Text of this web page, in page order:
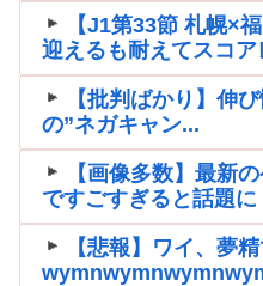
【J1第33節 札幌×
迎えるも耐えてスコア
【批判ばかり】伸
の”ネガキャン...
【画像多数】最新
ですごすぎると話題に
【悲報】ワイ、夢